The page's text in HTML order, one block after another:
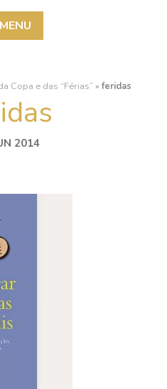
MENU
Copa e das “Férias” » feridas
2014